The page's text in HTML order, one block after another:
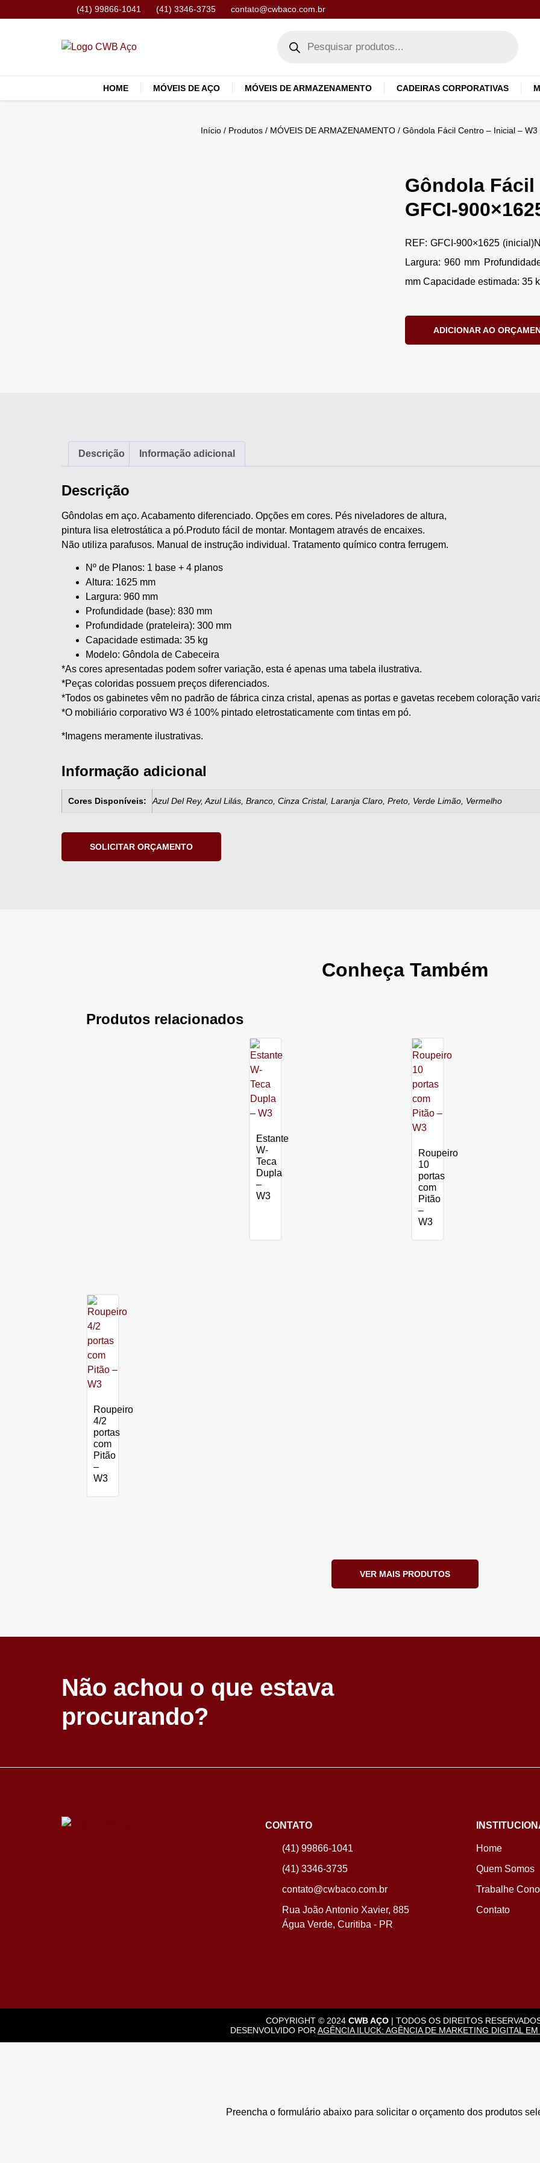
(41) 99866-1041 (41) 3346-3735 contato@cwbaco.com.br
HOME MÓVEIS DE AÇO MÓVEIS DE ARMAZENAMENTO CADEIRAS CORPORATIVAS
Início / Produtos / MÓVEIS DE ARMAZENAMENTO / Gôndola Fácil Centro – Inicial –
Gôndola Fácil
GFCI-
REF: GFCI-900×1625
Largura: 960 mm
mm Capacidade estimada: 35
ADICIONAR AO
Descrição Informação adicional
Descrição
Gôndolas em aço. Acabamento diferenciado. Opções em cores. Pés niveladores de altura,
pintura lisa eletrostática a pó.Produto fácil de montar. Montagem através de encaixes.
Não utiliza parafusos. Manual de instrução individual. Tratamento químico contra ferrugem.
Nº de Planos: 1 base + 4 planos
Altura: 1625 mm
Largura: 960 mm
Profundidade (base): 830 mm
Profundidade (prateleira): 300 mm
Capacidade estimada: 35 kg
Modelo: Gôndola de Cabeceira
*As cores apresentadas podem sofrer variação, esta é apenas uma tabela ilustrativa.
*Peças coloridas possuem preços diferenciados.
*Todos os gabinetes vêm no padrão de fábrica cinza cristal, apenas as portas e gavetas recebem coloração
*O mobiliário corporativo W3 é 100% pintado eletrostaticamente com tintas em pó.
*Imagens meramente ilustrativas.
Informação adicional
Cores Disponíveis: Azul Del Rey, Azul Lilás, Branco, Cinza Cristal, Laranja Claro, Preto, Verde Limão, Vermelho
SOLICITAR ORÇAMENTO
Conheça Também
Produtos relacionados
Estante
W-
Teca
Dupla
–
W3
Roupeiro
10
portas
com
Pitão
–
W3
Roupeiro
4/2
portas
com
Pitão
–
W3
VER MAIS PRODUTOS
Não achou o que estava
procurando?
CONTATO
(41) 99866-1041
(41) 3346-3735
contato@cwbaco.com.br
Rua João Antonio Xavier, 885
Água Verde, Curitiba - PR
Home
Quem Somos
Trabalhe
Contato
COPYRIGHT © 2024 CWB AÇO | TODOS OS DIREITOS
DESENVOLVIDO PORAGÊNCIA ILUCK: AGÊNCIA DE MARKETING DIGITAL
Preencha o formulário abaixo para solicitar o orçamento dos produtos